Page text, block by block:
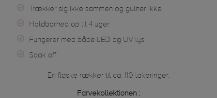
Trækker sig ikke sammen og gulner ikke
Holdbarhed op til 4 uger
Fungerer med både LED og UV lys
Soak off
En flaske rækker til ca. 110 lakeringer.
Farvekollektionen :